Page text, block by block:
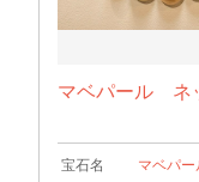
マベパール ネ
宝石名 マベパー